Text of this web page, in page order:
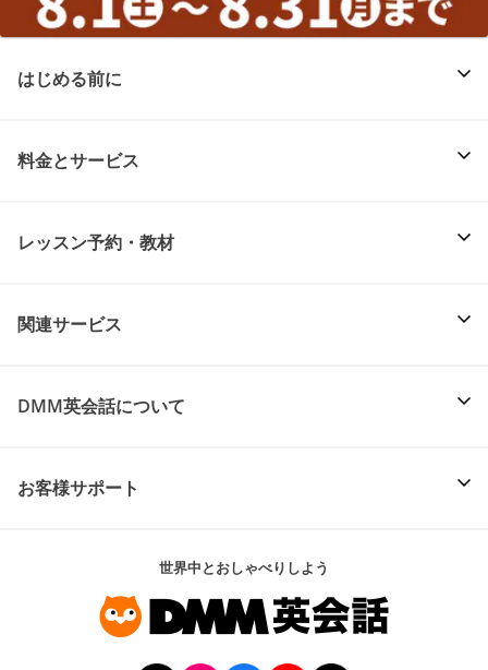
はじめる前に
料金とサービス
レッスン予約・教材
関連サービス
DMM英会話について
お客様サポート
世界中とおしゃべりしよう